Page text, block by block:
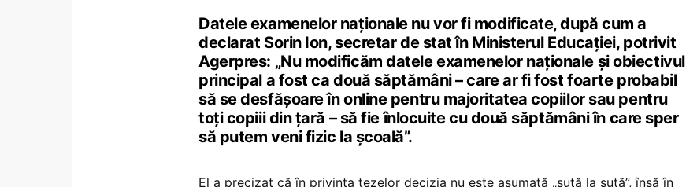
Datele examenelor naționale nu vor fi modificate, după cum a
declarat Sorin Ion, secretar de stat în Ministerul Educației, potrivit
Agerpres: „Nu modificăm datele examenelor naţionale şi obiectivul
principal a fost ca două săptămâni – care ar fi fost foarte probabil
să se desfăşoare în online pentru majoritatea copiilor sau pentru
toţi copiii din ţară – să fie înlocuite cu două săptămâni în care sper
să putem veni fizic la şcoală”.
El a precizat că în privinţa tezelor decizia nu este asumată „sută la sută”, însă în